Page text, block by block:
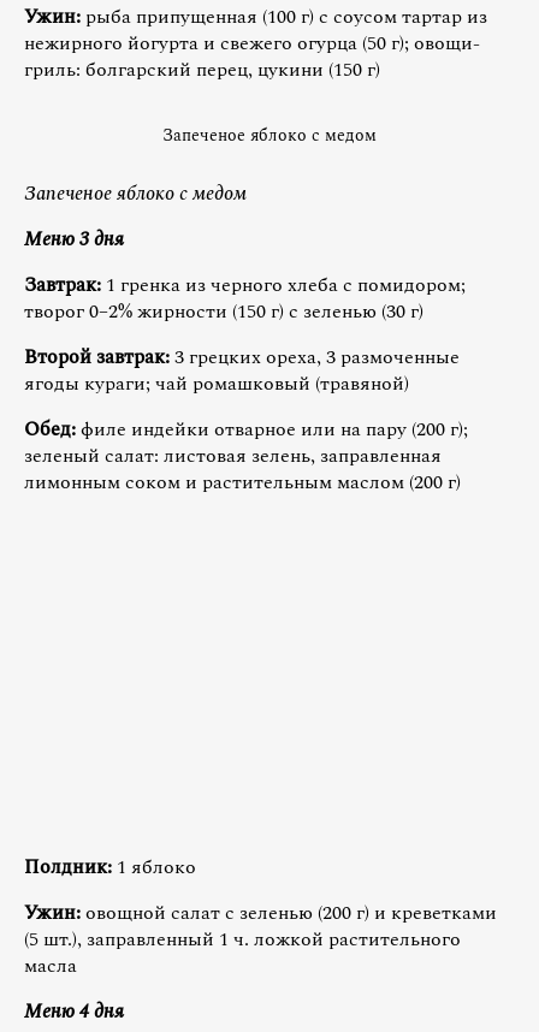
Ужин: рыба припущенная (100 г) с соусом тартар из
нежирного йогурта и свежего огурца (50 г); овощи-
гриль: болгарский перец, цукини (150 г)
Запеченое яблоко с медом
Запеченое яблоко с медом
Меню 3 дня
Завтрак: 1 гренка из черного хлеба с помидором;
творог 0–2% жирности (150 г) с зеленью (30 г)
Второй завтрак:3 грецких ореха, 3 размоченные
ягоды кураги; чай ромашковый (травяной)
Обед:филе индейки отварное или на пару (200 г);
зеленый салат: листовая зелень, заправленная
лимонным соком и растительным маслом (200 г)
Полдник: 1 яблоко
Ужин:овощной салат с зеленью (200 г) и креветками
(5 шт.), заправленный 1 ч. ложкой растительного
масла
Меню 4 дня